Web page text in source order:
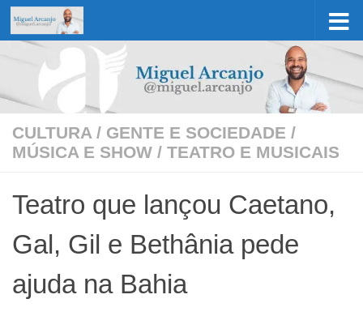
Skip to content
CULTURA / GENTE E SOCIEDADE /
MÚSICA E SHOW / TEATRO E MUSICAIS
Teatro que lançou Caetano,
Gal, Gil e Bethânia pede
ajuda na Bahia